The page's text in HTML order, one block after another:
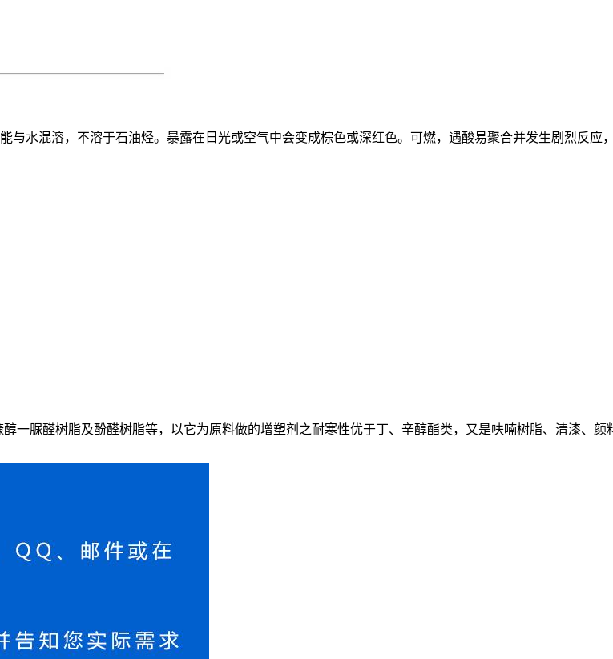
与水混溶，不溶于石油烃。暴露在日光或空气中会变成棕色或深红色。可燃，遇酸易聚合并发生剧烈反应
一脲醛树脂及酚醛树脂等，以它为原料做的增塑剂之耐寒性优于丁、辛醇酯类，又是呋喃树脂、清漆、颜